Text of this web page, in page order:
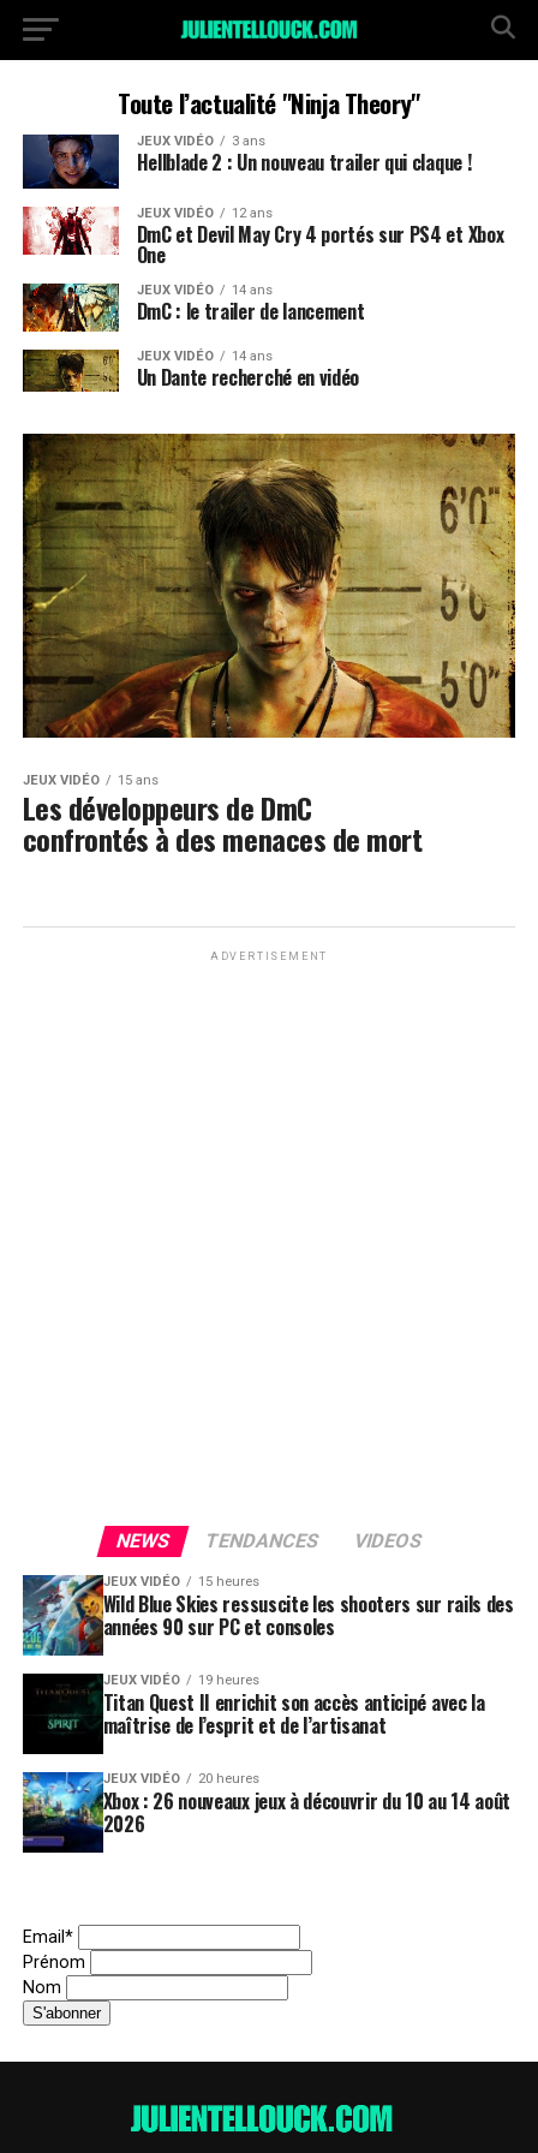
Toute l’actualité "Ninja Theory"
JEUX VIDÉO 3 ans
Hellblade 2 : Un nouveau trailer qui claque !
JEUX VIDÉO 12 ans
DmC et Devil May Cry 4 portés sur PS4 et Xbox
One
JEUX VIDÉO 14 ans
DmC : le trailer de lancement
JEUX VIDÉO 14 ans
Un Dante recherché en vidéo
JEUX VIDÉO 15 ans
Les développeurs de DmC
confrontés à des menaces de mort
ADVERTISEMENT
NEWS TENDANCES VIDEOS
JEUX VIDÉO 15 heures
Wild Blue Skies ressuscite les shooters sur rails des
années 90 sur PC et consoles
JEUX VIDÉO 19 heures
Titan Quest II enrichit son accès anticipé avec la
maîtrise de l’esprit et de l’artisanat
JEUX VIDÉO 20 heures
Xbox : 26 nouveaux jeux à découvrir du 10 au 14 août
2026
Email*
Prénom
Nom